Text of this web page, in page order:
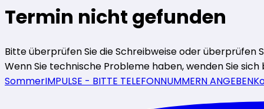
Termin nicht gefunden
Bitte überprüfen Sie die Schreibweise oder überprüfen
Wenn Sie technische Probleme haben, wenden Sie
SommerIMPULSE - BITTE TELEFONNUMMERN ANGEBEN